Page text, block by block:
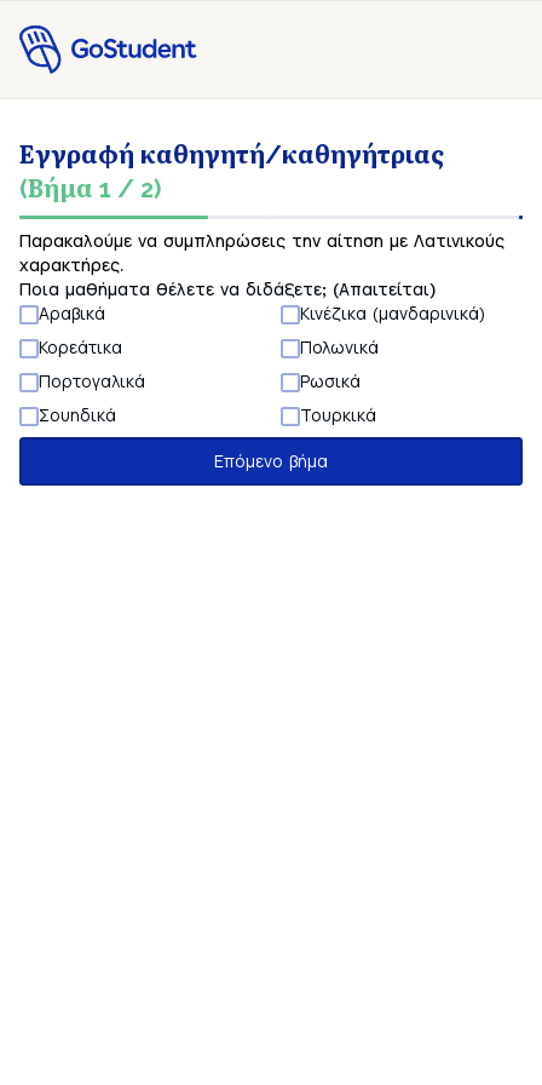
Εγγραφή καθηγητή/καθηγήτριας
(Βήμα 1 / 2)
Παρακαλούμε να συμπληρώσεις την αίτηση με Λατινικούς
χαρακτήρες.
Ποια μαθήματα θέλετε να διδάξετε; (Απαιτείται)
Αραβικά
Κινέζικα (μανδαρινικά)
Κορεάτικα
Πολωνικά
Πορτογαλικά
Ρωσικά
Σουηδικά
Τουρκικά
Επόμενο βήμα